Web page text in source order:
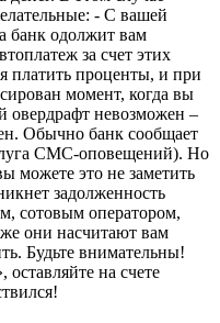
- С вашей
банк одолжит вам
за счет этих
платить проценты, и при
момент, когда вы
овердрафт невозможен –
Обычно банк сообщает
СМС-оповещений). Но
можете это не заметить
задолженность
сотовым оператором,
они насчитают вам
Будьте внимательны!
оставляйте на счете